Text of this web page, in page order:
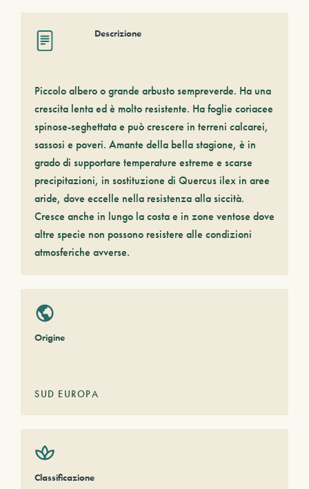
Descrizione
Piccolo albero o grande arbusto sempreverde. Ha una
crescita lenta ed è molto resistente. Ha foglie coriacee
spinose-seghettata e può crescere in terreni calcarei,
sassosi e poveri. Amante della bella stagione, è in
grado di supportare temperature estreme e scarse
precipitazioni, in sostituzione di Quercus ilex in aree
aride, dove eccelle nella resistenza alla siccità.
Cresce anche in lungo la costa e in zone ventose dove
altre specie non possono resistere alle condizioni
atmosferiche avverse.
Origine
SUD EUROPA
Classificazione